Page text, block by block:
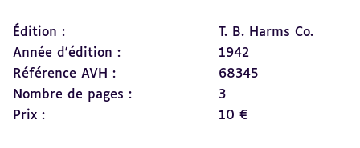
Édition :
T. B. Harms Co.
Année d'édition :
1942
Référence AVH :
68345
Nombre de pages :
3
Prix :
10 €